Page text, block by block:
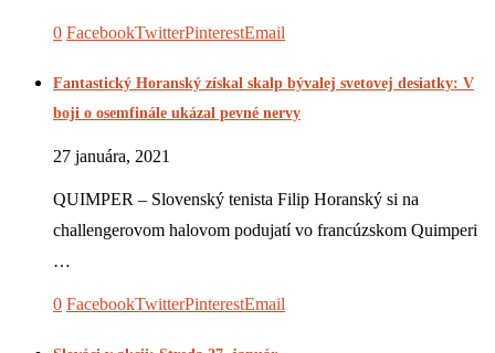
0 FacebookTwitterPinterestEmail
Fantastický Horanský získal skalp bývalej svetovej desiatky: V
boji o osemfinále ukázal pevné nervy
27 januára, 2021
QUIMPER – Slovenský tenista Filip Horanský si na
challengerovom halovom podujatí vo francúzskom Quimperi
…
0 FacebookTwitterPinterestEmail